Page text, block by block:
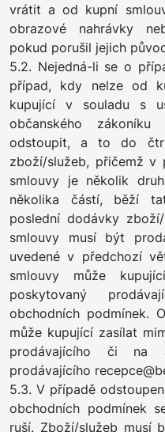
vrátit a od kupní
obrazové nahrávky
pokud porušil jejich
5.2. Nejedná-li se o
případ, kdy nelze od
kupující v souladu s
občanského
odstoupit, a to do
zboží/služeb, přičemž v
smlouvy je několik
několika částí, běží
poslední dodávky
smlouvy musí být
uvedené v předchozí
smlouvy může
poskytovaný
obchodních podmínek.
může kupující zasílat
prodávajícího či na
prodávajícího
5.3. V případě
obchodních podmínek
ruší. Zboží/služeb musí